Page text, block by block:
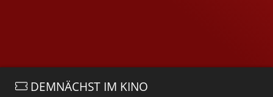
DEMNÄCHST IM KINO